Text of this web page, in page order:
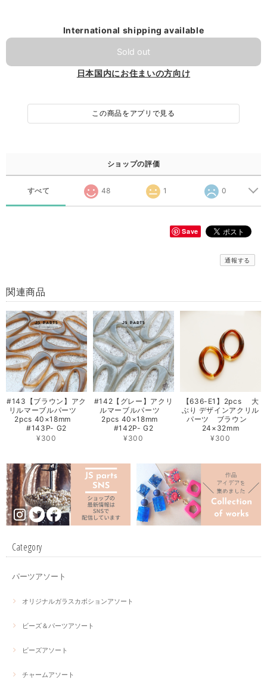
International shipping available
Sold out
日本国内にお住まいの方向け
この商品をアプリで見る
ショップの評価
すべて 48 1 0
Save
通報する
関連商品
#143【ブラウン】アク
リルマーブルパーツ
2pcs 40×18mm
#143P- G2
¥300
#142【グレー】アクリ
ルマーブルパーツ
2pcs 40×18mm
#142P- G2
¥300
【636-E1】2pcs 大
ぶり デザインアクリル
パーツ ブラウン
24×32mm
¥300
Category
パーツアソート
オリジナルガラスカボションアソート
ビーズ＆パーツアソート
ビーズアソート
チャームアソート